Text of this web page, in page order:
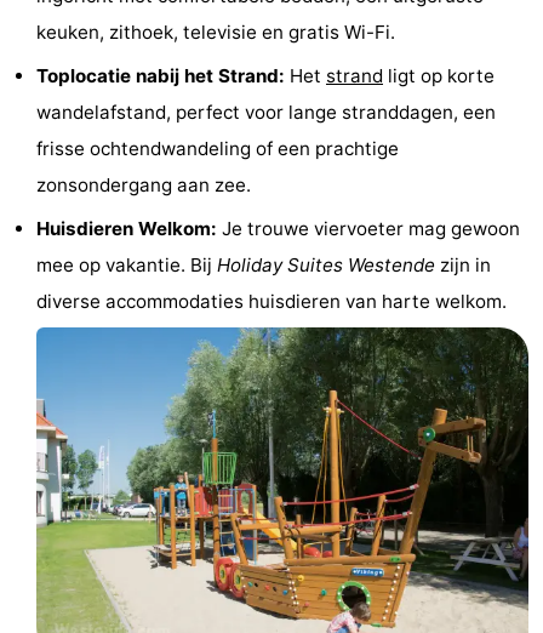
Zwembaden
-
Fietsen
Wandelen
Paardrijden
-
Golfbanen
en
drinken
Jachthaven
Evenementen
Praktisch
Forum
Route
keuken, zithoek, televisie en gratis Wi-Fi.
Toplocatie nabij het Strand: Het strand ligt op korte
wandelafstand, perfect voor lange stranddagen, een
frisse ochtendwandeling of een prachtige
zonsondergang aan zee.
Huisdieren Welkom: Je trouwe viervoeter mag gewoon
mee op vakantie. Bij Holiday Suites Westende zijn in
diverse accommodaties huisdieren van harte welkom.